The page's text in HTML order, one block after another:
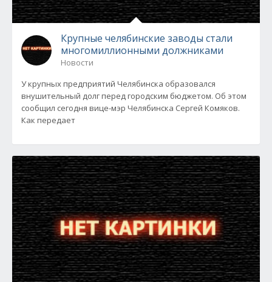
Крупные челябинские заводы стали
многомиллионными должниками
Новости
У крупных предприятий Челябинска образовался
внушительный долг перед городским бюджетом. Об этом
сообщил сегодня вице-мэр Челябинска Сергей Комяков.
Как передает